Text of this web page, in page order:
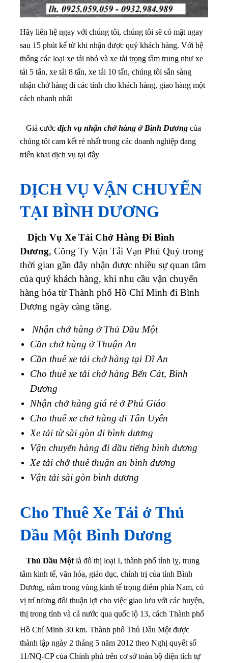
Hãy liên hệ ngay với chúng tôi, chúng tôi sẽ có mặt ngay
sau 15 phút kể từ khi nhận được quý khách hàng. Với hệ
thống các loại xe tải nhỏ và xe tải trọng tầm trung như xe
tải 5 tấn, xe tải 8 tấn, xe tải 10 tấn, chúng tôi sẵn sàng
nhận chở hàng đi các tỉnh cho khách hàng, giao hàng một
cách nhanh nhất
Giá cước dịch vụ nhận chở hàng ở Bình Dương của
chúng tôi cam kết rẻ nhất trong các doanh nghiệp đang
triển khai dịch vụ tại đây
DỊCH VỤ VẬN CHUYỂN
TẠI BÌNH DƯƠNG
Dịch Vụ Xe Tải Chở Hàng Đi Bình
Dương, Công Ty Vận Tải Vạn Phú Quý trong
thời gian gần đây nhận được nhiều sự quan tâm
của quý khách hàng, khi nhu cầu vận chuyển
hàng hóa từ Thành phố Hồ Chí Minh đi Bình
Dương ngày càng tăng.
Nhận chở hàng ở Thủ Dầu Một
Cần chở hàng ở Thuận An
Cần thuê xe tải chở hàng tại Dĩ An
Cho thuê xe tải chở hàng Bến Cát, Bình
Dương
Nhận chở hàng giá rẻ ở Phú Giáo
Cho thuê xe chở hàng đi Tân Uyên
Xe tải từ sài gòn đi bình dương
Vận chuyển hàng đi dầu tiếng bình dương
Xe tải chở thuê thuận an bình dương
Vận tải sài gòn bình dương
Cho Thuê Xe Tải ở Thủ
Dầu Một Bình Dương
Thủ Dầu Một là đô thị loại I, thành phố tỉnh lỵ, trung
tâm kinh tế, văn hóa, giáo dục, chính trị của tỉnh Bình
Dương, nằm trong vùng kinh tế trọng điểm phía Nam, có
vị trí tương đối thuận lợi cho việc giao lưu với các huyện,
thị trong tỉnh và cả nước qua quốc lộ 13, cách Thành phố
Hồ Chí Minh 30 km. Thành phố Thủ Dầu Một được
thành lập ngày 2 tháng 5 năm 2012 theo Nghị quyết số
11/NQ-CP của Chính phủ trên cơ sở toàn bộ diện tích tự